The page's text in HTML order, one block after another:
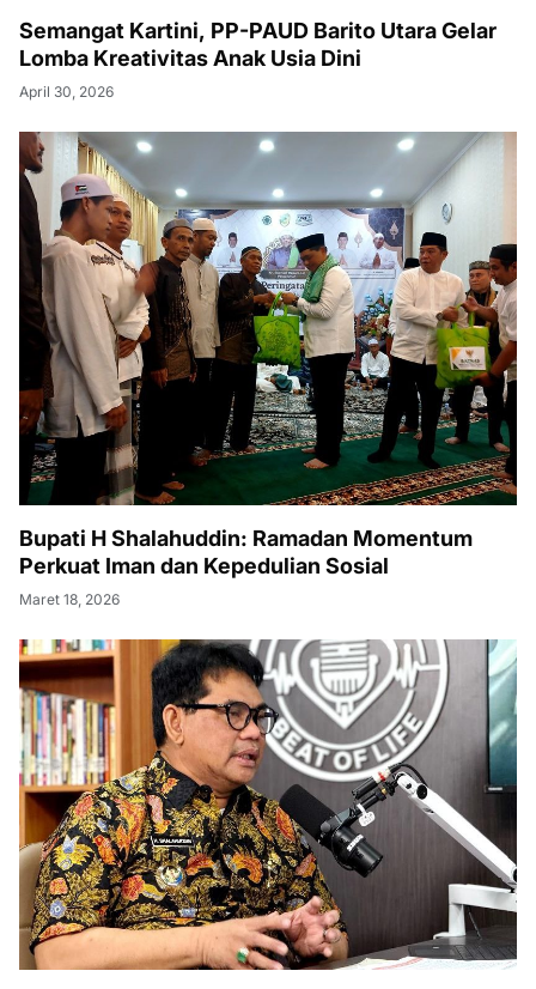
Semangat Kartini, PP-PAUD Barito Utara Gelar
Lomba Kreativitas Anak Usia Dini
April 30, 2026
Bupati H Shalahuddin: Ramadan Momentum
Perkuat Iman dan Kepedulian Sosial
Maret 18, 2026